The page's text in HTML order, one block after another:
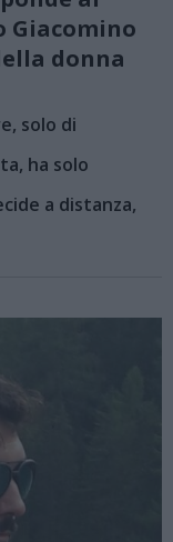
donna
solo di
ha solo
a distanza,